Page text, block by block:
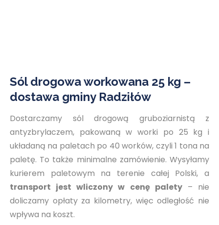
Sól drogowa workowana 25 kg –
dostawa gminy Radziłów
Dostarczamy sól drogową gruboziarnistą z
antyzbrylaczem, pakowaną w worki po 25 kg i
układaną na paletach po 40 worków, czyli 1 tona na
paletę. To także minimalne zamówienie. Wysyłamy
kurierem paletowym na terenie całej Polski, a
transport jest wliczony w cenę palety– nie
doliczamy opłaty za kilometry, więc odległość nie
wpływa na koszt.